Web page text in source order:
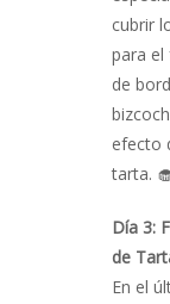
cubrir
para
de
efecto
tarta.
Día 3:
de
En el